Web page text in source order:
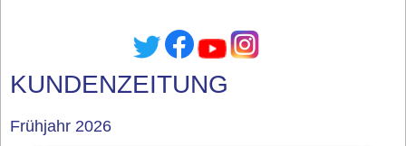
KUNDENZEITUNG
Frühjahr 2026